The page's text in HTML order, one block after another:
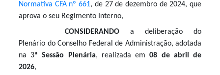
Normativa CFA nº 661, de 27 de dezembro de 2024, que
aprova o seu Regimento Interno,
CONSIDERANDO a deliberação do
Plenário do Conselho Federal de Administração, adotada
na 3ª Sessão Plenária, realizada em08 de abril de
2026,